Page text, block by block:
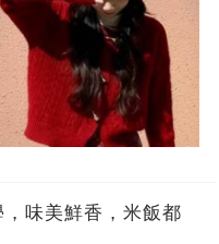
味美鮮香，米飯都